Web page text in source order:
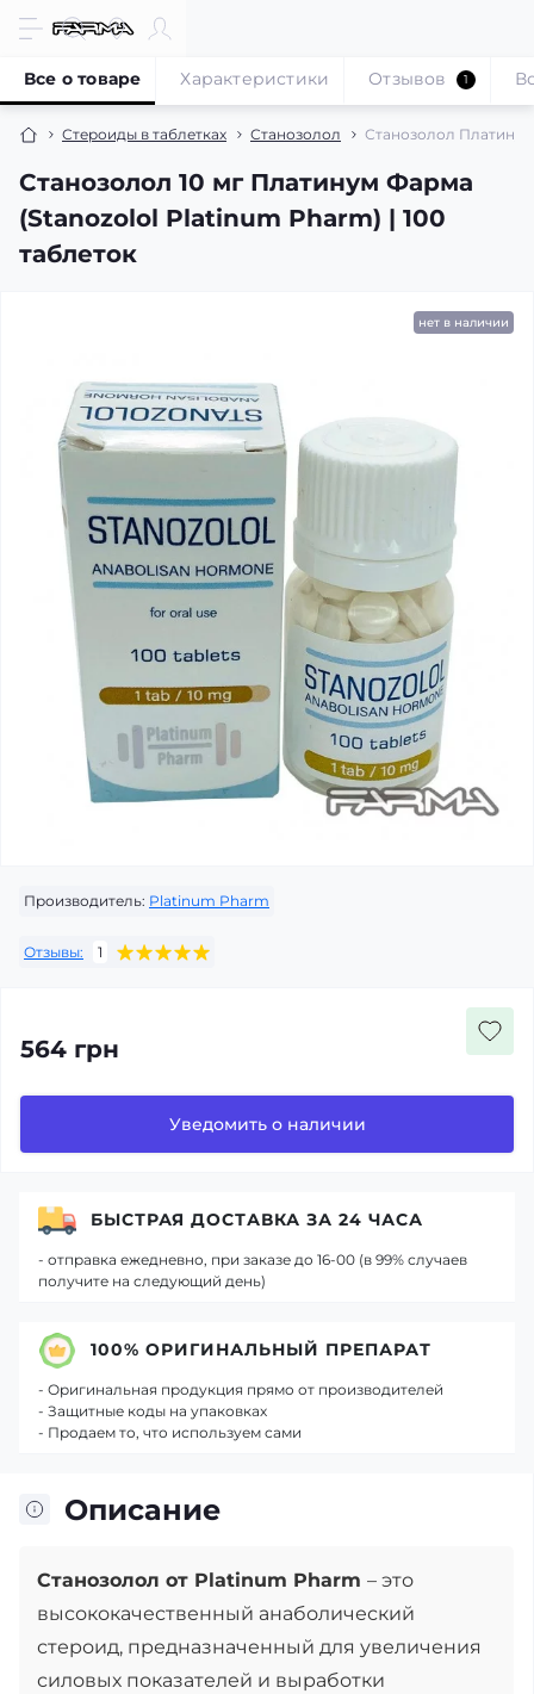
Стероиды в таблетках Станозолол Станозолол
Станозолол 10 мг Платинум Фарма
(Stanozolol Platinum Pharm) | 100
таблеток
Все о товаре Характеристики Отзывов 1
нет в наличии
Производитель: Platinum Pharm
Отзывы: 1
564 грн
Уведомить о наличии
Описание
Станозолол от Platinum Pharm – это
высококачественный анаболический
стероид, предназначенный для увеличения
силовых показателей и выработки
БЫСТРАЯ ДОСТАВКА ЗА 24 ЧАСА
- отправка ежедневно, при заказе до 16-00 (в 99% случаев
получите на следующий день)
100% ОРИГИНАЛЬНЫЙ ПРЕПАРАТ
- Оригинальная продукция прямо от производителей
- Защитные коды на упаковках
- Продаем то, что используем сами